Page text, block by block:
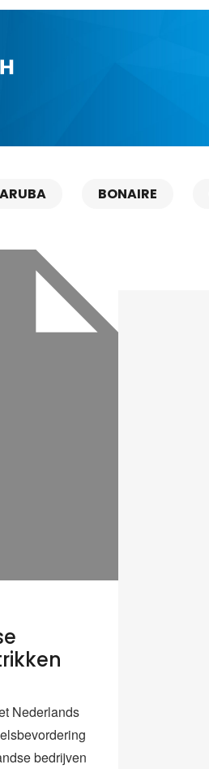
ARUBA BONAIRE
Nederlands
bedrijven